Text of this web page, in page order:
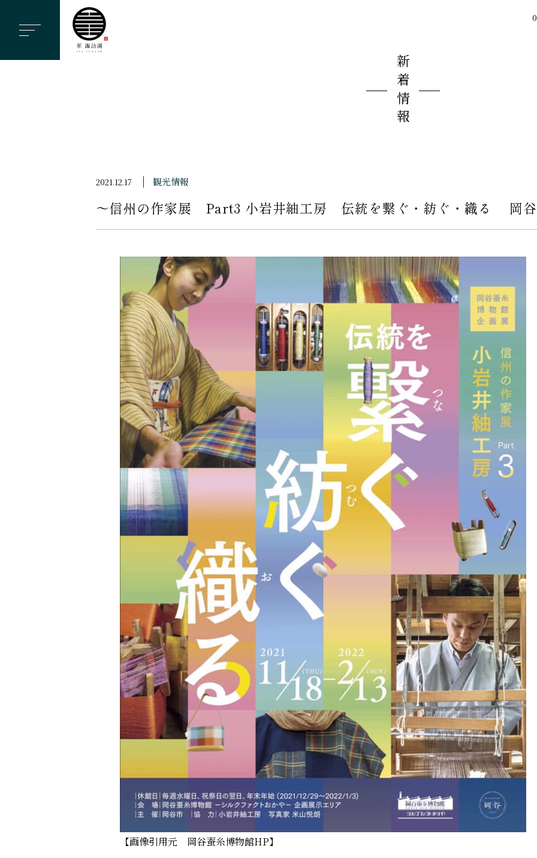
ー
新着情報
〜信州の作家展 Part3 小岩井紬工房 伝統を繋ぐ・紡ぐ・織る 岡谷
2021.12.17 観光情報
【画像引用元 岡谷蚕糸博物館HP】